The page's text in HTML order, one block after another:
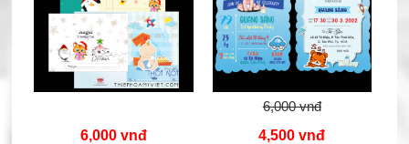
6,000 vnđ
6,000 vnđ
4,500 vnđ